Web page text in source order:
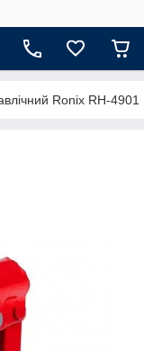
Ronix RH-4901